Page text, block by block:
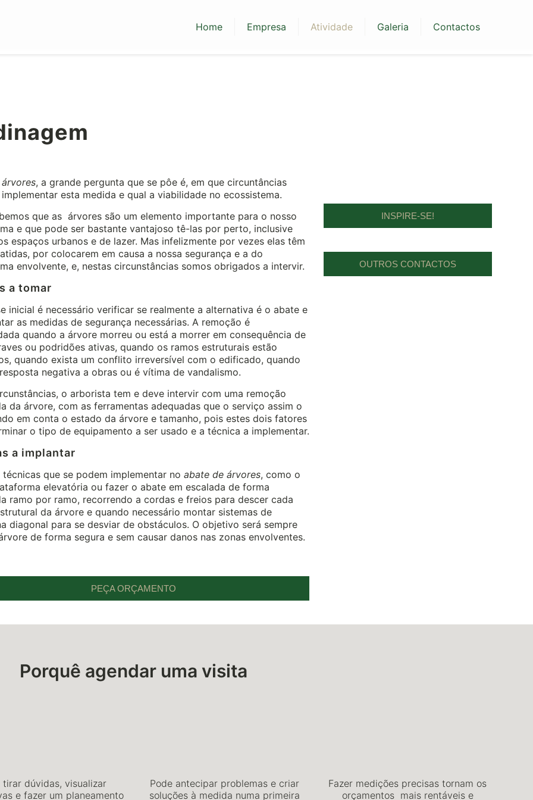
Home Empresa Atividade Galeria Contactos
, a grande pergunta que se pôe é, em que circuntâncias
esta medida e qual a viabilidade no ecossistema.
que as árvores são um elemento importante para o nosso
e que pode ser bastante vantajoso tê-las por perto, inclusive
espaços urbanos e de lazer. Mas infelizmente por vezes elas têm
por colocarem em causa a nossa segurança e a do
envolvente, e, nestas circunstâncias somos obrigados a intervir.
a tomar
inicial é necessário verificar se realmente a alternativa é o abate e
as medidas de segurança necessárias. A remoção é
quando a árvore morreu ou está a morrer em consequência de
ou podridões ativas, quando os ramos estruturais estão
quando exista um conflito irreversível com o edificado, quando
negativa a obras ou é vítima de vandalismo.
o arborista tem e deve intervir com uma remoção
da árvore, com as ferramentas adequadas que o serviço assim o
em conta o estado da árvore e tamanho, pois estes dois fatores
o tipo de equipamento a ser usado e a técnica a implementar.
a implantar
técnicas que se podem implementar no abate de árvores, como o
elevatória ou fazer o abate em escalada de forma
ramo por ramo, recorrendo a cordas e freios para descer cada
da árvore e quando necessário montar sistemas de
diagonal para se desviar de obstáculos. O objetivo será sempre
de forma segura e sem causar danos nas zonas envolventes.
PEÇA ORÇAMENTO
INSPIRE-SE!
OUTROS CONTACTOS
Porquê agendar uma visita
tirar dúvidas, visualizar
e fazer um planeamento
Pode antecipar problemas e criar
soluções à medida numa primeira
Fazer medições precisas tornam os
orçamentos mais rentáveis e